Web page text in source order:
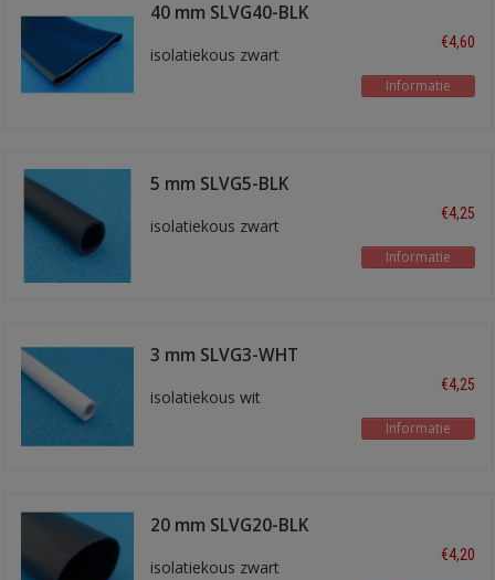
40 mm SLVG40-BLK
isolatiekous zwart
€4,60
Informatie
5 mm SLVG5-BLK
isolatiekous zwart
€4,25
Informatie
3 mm SLVG3-WHT
isolatiekous wit
€4,25
Informatie
20 mm SLVG20-BLK
isolatiekous zwart
€4,20